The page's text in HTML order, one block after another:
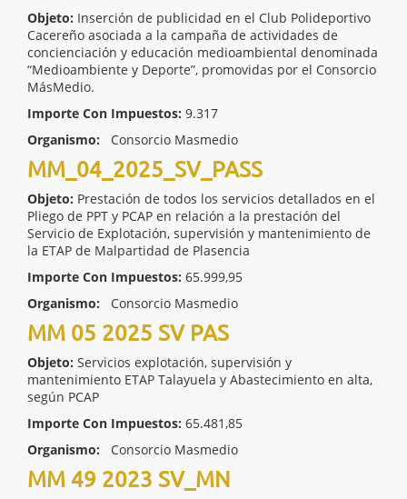
Objeto: Inserción de publicidad en el Club Polideportivo
Cacereño asociada a la campaña de actividades de
concienciación y educación medioambiental denominada
“Medioambiente y Deporte”, promovidas por el Consorcio
MásMedio.
Importe Con Impuestos: 9.317
Organismo:
Consorcio Masmedio
MM_04_2025_SV_PASS
Objeto: Prestación de todos los servicios detallados en el
Pliego de PPT y PCAP en relación a la prestación del
Servicio de Explotación, supervisión y mantenimiento de
la ETAP de Malpartidad de Plasencia
Importe Con Impuestos: 65.999,95
Organismo:
Consorcio Masmedio
MM 05 2025 SV PAS
Objeto: Servicios explotación, supervisión y
mantenimiento ETAP Talayuela y Abastecimiento en alta,
según PCAP
Importe Con Impuestos: 65.481,85
Organismo:
Consorcio Masmedio
MM 49 2023 SV_MN